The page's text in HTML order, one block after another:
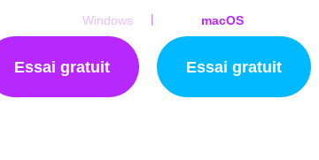
Windows | macOS
Essai gratuit Essai gratuit